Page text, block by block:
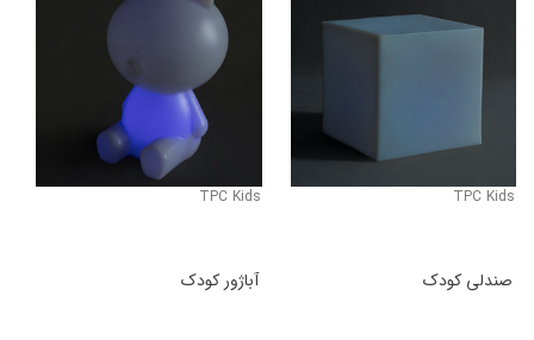
TPC Kids
صندلی کودک
TPC Kids
آباژور کودک